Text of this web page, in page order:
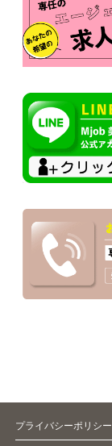
プライバシーポリシー